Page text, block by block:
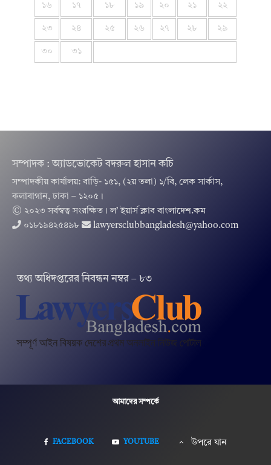
১৬ ১৭ ১৮ ১৯ ২০ ২১ ২২
২৩ ২৪ ২৫ ২৬ ২৭ ২৮ ২৯
৩০ ৩১
সম্পাদক : অ্যাডভোকেট বদরুল হাসান কচি
সম্পাদকীয় কার্যালয়: বাড়ি- ১৫১, (২য় তলা) ১/বি, লেক সার্কাস,
কলাবাগান, ঢাকা – ১২০৫।
© ২০২৩ সর্বস্বত্ব সংরক্ষিত । ল’ ইয়ার্স ক্লাব বাংলাদেশ.কম
০১৮১৯৪২৫৪৯৮
lawyersclubbangladesh@yahoo.com
তথ‌্য অ‌ধিদপ্ত‌রের নিবন্ধন নম্বর – ৮৩
আমাদের সম্পর্কে
FACEBOOK YOUTUBE উপরে যান